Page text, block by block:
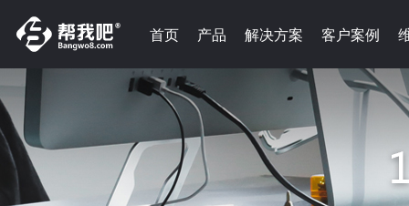
首页 产品 解决方案 客户案例
首页 产品 解决方案 客户案例